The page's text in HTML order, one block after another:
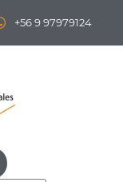
+56 9 97979124